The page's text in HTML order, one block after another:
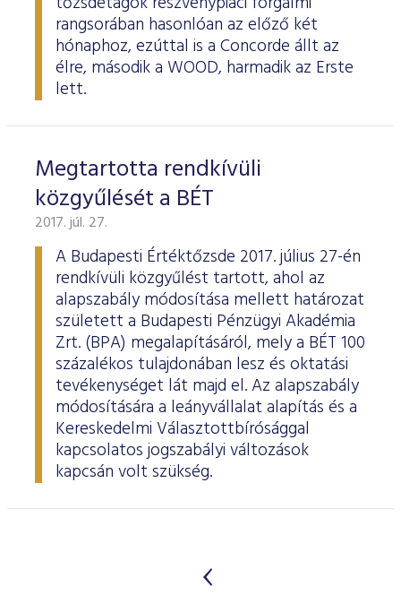
rangsorában hasonlóan az előző két
hónaphoz, ezúttal is a Concorde állt az
élre, második a WOOD, harmadik az Erste
lett.
Megtartotta rendkívüli
közgyűlését a BÉT
2017. júl. 27.
A Budapesti Értéktőzsde 2017. július 27-én
rendkívüli közgyűlést tartott, ahol az
alapszabály módosítása mellett határozat
született a Budapesti Pénzügyi Akadémia
Zrt. (BPA) megalapításáról, mely a BÉT 100
százalékos tulajdonában lesz és oktatási
tevékenységet lát majd el. Az alapszabály
módosítására a leányvállalat alapítás és a
Kereskedelmi Választottbírósággal
kapcsolatos jogszabályi változások
kapcsán volt szükség.